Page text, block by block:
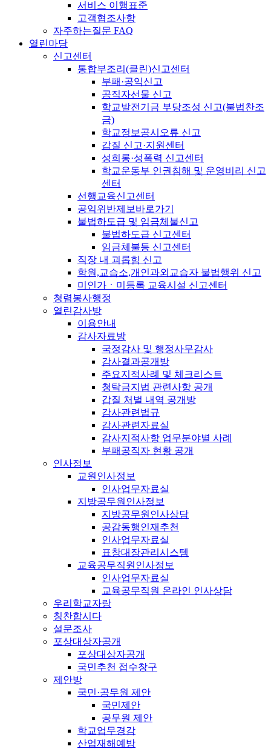
서비스 이행표준
고객협조사항
자주하는질문 FAQ
열린마당
신고센터
통합부조리(클린)신고센터
부패·공익신고
공직자선물 신고
학교발전기금 부당조성 신고(불법찬조
금)
학교정보공시오류 신고
갑질 신고·지원센터
성희롱·성폭력 신고센터
학교운동부 인권침해 및 운영비리 신고
센터
선행교육신고센터
공익위반제보바로가기
불법하도급 및 임금체불신고
불법하도급 신고센터
임금체불등 신고센터
직장 내 괴롭힘 신고
학원,교습소,개인과외교습자 불법행위 신고
미인가ㆍ미등록 교육시설 신고센터
청렴봉사행정
열린감사방
이용안내
감사자료방
국정감사 및 행정사무감사
감사결과공개방
주요지적사례 및 체크리스트
청탁금지법 관련사항 공개
갑질 처벌 내역 공개방
감사관련법규
감사관련자료실
감사지적사항 업무분야별 사례
부패공직자 현황 공개
인사정보
교원인사정보
인사업무자료실
지방공무원인사정보
지방공무원인사상담
공감동행인재추천
인사업무자료실
표창대장관리시스템
교육공무직원인사정보
인사업무자료실
교육공무직원 온라인 인사상담
우리학교자랑
칭찬합시다
설문조사
포상대상자공개
포상대상자공개
국민추천 접수창구
제안방
국민·공무원 제안
국민제안
공무원 제안
학교업무경감
산업재해예방